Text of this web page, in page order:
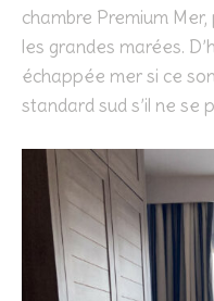
chambre Premium
les grandes marées.
échappée mer si ce
standard sud s’il ne se